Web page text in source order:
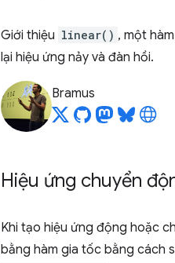
Giới thiệu linear() , một
lại hiệu ứng nảy và đàn hồi.
Bramus
Hiệu ứng chuyển
Khi tạo hiệu ứng động hoặc
bằng hàm gia tốc bằng cách